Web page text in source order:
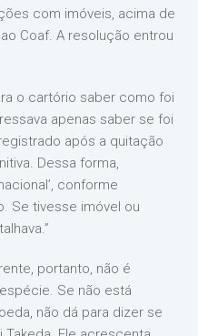
com imóveis, acima de
Coaf. A resolução entrou
o cartório saber como foi
apenas saber se foi
após a quitação
Dessa forma,
conforme
Se tivesse imóvel ou
portanto, não é
Se não está
não dá para dizer se